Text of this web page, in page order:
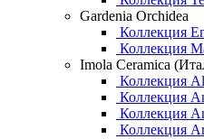
Gardenia Orchidea
Коллекция
Коллекция
Imola Ceramica
Коллекция
Коллекция
Коллекция
Коллекция